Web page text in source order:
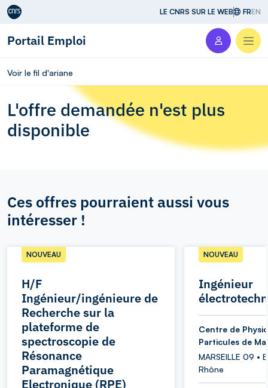
Aller au contenu LE CNRS SUR LE WEB FREN
Portail Emploi
Voir le fil d'ariane
L'offre demandée n'est plus
disponible
Ces offres pourraient aussi vous
intéresser !
H/F
Ingénieur/ingénieure de
Recherche sur la
plateforme de
spectroscopie de
Résonance
Paramagnétique
Electronique (RPE)
NOUVEAU
Ingénieur
NOUVEAU
Centre de
Particules de
MARSEILLE 09 •
Rhône